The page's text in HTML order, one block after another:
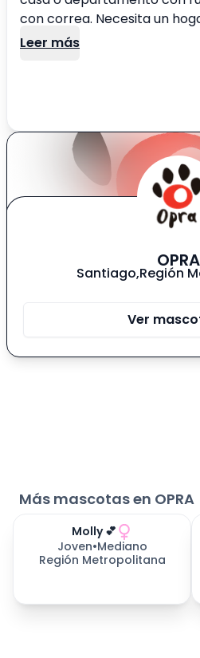
con correa. Necesita un
cariño y protección para
Leer más
OPRA
Santiago,Región
Ver
Más mascotas en OPRA
Molly 💕
Joven•Mediano
Región Metropolitana